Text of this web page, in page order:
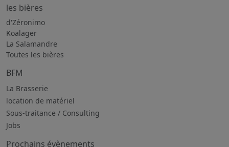
les bières
d'Zéronimo
Koalager
La Salamandre
Toutes les bières
BFM
La Brasserie
location de matériel
Sous-traitance / Consulting
Jobs
Prochains évènements